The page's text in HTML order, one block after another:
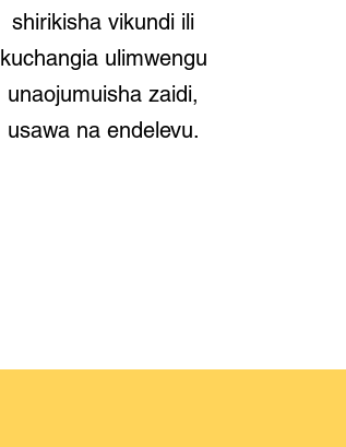
shirikisha vikundi ili
kuchangia ulimwengu
unaojumuisha zaidi,
usawa na endelevu.